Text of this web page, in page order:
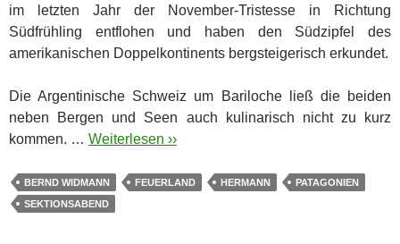
im letzten Jahr der November-Tristesse in Richtung
Südfrühling entflohen und haben den Südzipfel des
amerikanischen Doppelkontinents bergsteigerisch erkundet.
Die Argentinische Schweiz um Bariloche ließ die beiden
neben Bergen und Seen auch kulinarisch nicht zu kurz
kommen. … Weiterlesen ››
BERND WIDMANN FEUERLAND HERMANN
PATAGONIEN
SEKTIONSABEND